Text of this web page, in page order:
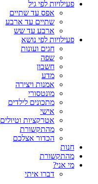
פעילויות לפי גיל
אפס עד שתיים
שתיים עד ארבע
ארבע עד שש
פעילויות לפי נושא
חגים ועונות
שפה
חשבון
מדע
אמנות ויצירה
מונטסורי
מתכונים לילדים
אישי
אטרקציות וטיולים
מהתקשורת
הכדור אצלכם
חנות
מהתקשורת
מי אני?
דברו איתי